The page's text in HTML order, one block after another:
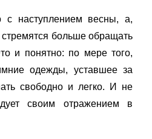
с наступлением весны, а,
больше обращать
и понятно: по мере того,
одежды, уставшее за
свободно и легко. И не
своим отражением в